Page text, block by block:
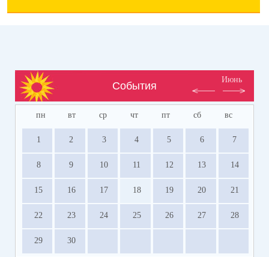
События
Июнь
пн вт ср чт пт сб вс
1 2 3 4 5 6 7
8 9 10 11 12 13 14
15 16 17 18 19 20 21
22 23 24 25 26 27 28
29 30